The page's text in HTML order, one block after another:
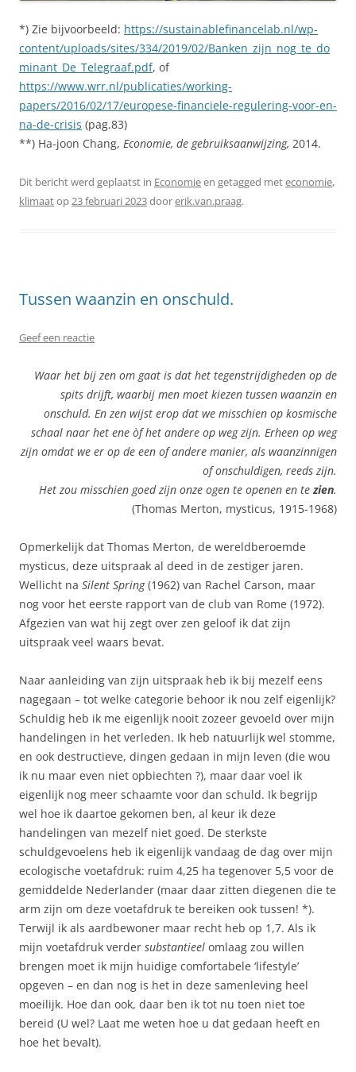
*) Zie bijvoorbeeld: https://sustainablefinancelab.nl/wp-
content/uploads/sites/334/2019/02/Banken_zijn_nog_te_do
minant_De_Telegraaf.pdf, of
https://www.wrr.nl/publicaties/working-
papers/2016/02/17/europese-financiele-regulering-voor-en-
na-de-crisis (pag.83)
**) Ha-joon Chang, Economie, de gebruiksaanwijzing, 2014.
Dit bericht werd geplaatst in Economieen getagged meteconomie,
klimaatop23 februari 2023doorerik.van.praag.
Tussen waanzin en onschuld.
Geef een reactie
Waar het bij zen om gaat is dat het tegenstrijdigheden op de
spits drijft, waarbij men moet kiezen tussen waanzin en
onschuld. En zen wijst erop dat we misschien op kosmische
schaal naar het ene òf het andere op weg zijn. Erheen op weg
zijn omdat we er op de een of andere manier, als waanzinnigen
of onschuldigen, reeds zijn.
Het zou misschien goed zijn onze ogen te openen en tezien.
(Thomas Merton, mysticus, 1915-1968)
Opmerkelijk dat Thomas Merton, de wereldberoemde
mysticus, deze uitspraak al deed in de zestiger jaren.
Wellicht na Silent Spring(1962) van Rachel Carson, maar
nog voor het eerste rapport van de club van Rome (1972).
Afgezien van wat hij zegt over zen geloof ik dat zijn
uitspraak veel waars bevat.
Naar aanleiding van zijn uitspraak heb ik bij mezelf eens
nagegaan – tot welke categorie behoor ik nou zelf eigenlijk?
Schuldig heb ik me eigenlijk nooit zozeer gevoeld over mijn
handelingen in het verleden. Ik heb natuurlijk wel stomme,
en ook destructieve, dingen gedaan in mijn leven (die wou
ik nu maar even niet opbiechten ?), maar daar voel ik
eigenlijk nog meer schaamte voor dan schuld. Ik begrijp
wel hoe ik daartoe gekomen ben, al keur ik deze
handelingen van mezelf niet goed. De sterkste
schuldgevoelens heb ik eigenlijk vandaag de dag over mijn
ecologische voetafdruk: ruim 4,25 ha tegenover 5,5 voor de
gemiddelde Nederlander (maar daar zitten diegenen die te
arm zijn om deze voetafdruk te bereiken ook tussen! *).
Terwijl ik als aardbewoner maar recht heb op 1,7. Als ik
mijn voetafdruk verder substantieel omlaag zou willen
brengen moet ik mijn huidige comfortabele ‘lifestyle’
opgeven – en dan nog is het in deze samenleving heel
moeilijk. Hoe dan ook, daar ben ik tot nu toen niet toe
bereid (U wel? Laat me weten hoe u dat gedaan heeft en
hoe het bevalt).